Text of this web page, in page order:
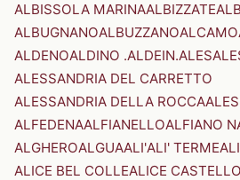
ALBISSOLA MARINAALBIZZATE
ALBUGNANOALBUZZANOALCAMO
ALDENOALDINO .ALDEIN.ALES
ALESSANDRIA DEL CARRETTO
ALESSANDRIA DELLA ROCCA
ALFEDENAALFIANELLOALFIANO
ALGHEROALGUAALI'ALI' TERME
ALICE BEL COLLEALICE CASTELLO